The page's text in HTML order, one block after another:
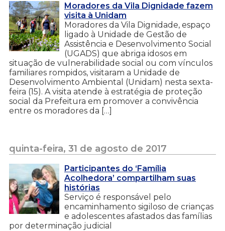
Moradores da Vila Dignidade fazem
visita à Unidam
Moradores da Vila Dignidade, espaço
ligado à Unidade de Gestão de
Assistência e Desenvolvimento Social
(UGADS) que abriga idosos em
situação de vulnerabilidade social ou com vínculos
familiares rompidos, visitaram a Unidade de
Desenvolvimento Ambiental (Unidam) nesta sexta-
feira (15). A visita atende à estratégia de proteção
social da Prefeitura em promover a convivência
entre os moradores da […]
quinta-feira, 31 de agosto de 2017
Participantes do ‘Família
Acolhedora’ compartilham suas
histórias
Serviço é responsável pelo
encaminhamento sigiloso de crianças
e adolescentes afastados das famílias
por determinação judicial